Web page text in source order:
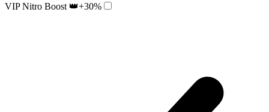
VIP Nitro Boost 👑+30%